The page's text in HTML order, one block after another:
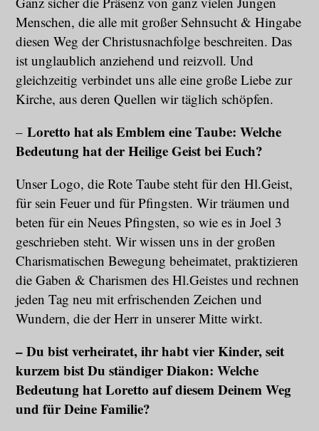
Menschen, die alle mit großer Sehnsucht & Hingabe
diesen Weg der Christusnachfolge beschreiten. Das
ist unglaublich anziehend und reizvoll. Und
gleichzeitig verbindet uns alle eine große Liebe zur
Kirche, aus deren Quellen wir täglich schöpfen.
–Loretto hat als Emblem eine Taube: Welche
Bedeutung hat der Heilige Geist bei Euch?
Unser Logo, die Rote Taube steht für den Hl.Geist,
für sein Feuer und für Pfingsten. Wir träumen und
beten für ein Neues Pfingsten, so wie es in Joel 3
geschrieben steht. Wir wissen uns in der großen
Charismatischen Bewegung beheimatet, praktizieren
die Gaben & Charismen des Hl.Geistes und rechnen
jeden Tag neu mit erfrischenden Zeichen und
Wundern, die der Herr in unserer Mitte wirkt.
– Du bist verheiratet, ihr habt vier Kinder, seit
kurzem bist Du ständiger Diakon: Welche
Bedeutung hat Loretto auf diesem Deinem Weg
und für Deine Familie?